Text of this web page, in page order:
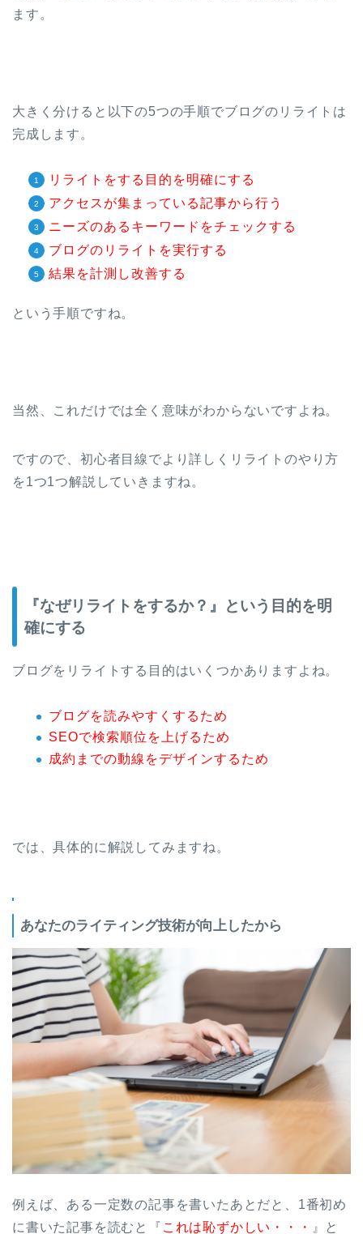
ます。
大きく分けると以下の5つの手順でブログのリライトは
完成します。
リライトをする目的を明確にする
アクセスが集まっている記事から行う
ニーズのあるキーワードをチェックする
ブログのリライトを実行する
結果を計測し改善する
という手順ですね。
当然、これだけでは全く意味がわからないですよね。
ですので、初心者目線でより詳しくリライトのやり方
を1つ1つ解説していきますね。
『なぜリライトをするか？』という目的を明
確にする
ブログをリライトする目的はいくつかありますよね。
ブログを読みやすくするため
SEOで検索順位を上げるため
成約までの動線をデザインするため
では、具体的に解説してみますね。
あなたのライティング技術が向上したから
例えば、ある一定数の記事を書いたあとだと、1番初め
に書いた記事を読むと『 これは恥ずかしい・・・ 』と